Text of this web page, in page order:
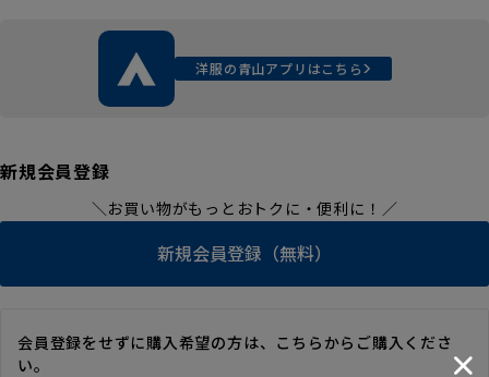
洋服の青山アプリはこちら
新規会員登録
＼お買い物がもっとおトクに・便利に！／
新規会員登録（無料）
会員登録をせずに購入希望の方は、こちらからご購入くださ
い。